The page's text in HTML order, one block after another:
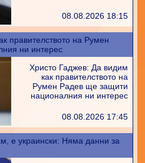
08.08.2026 18:15
правителството на Румен
ни интерес
Христо Гаджев: Да видим
как правителството на
Румен Радев ще защити
националния ни интерес
08.08.2026 17:45
е украински: Няма данни за